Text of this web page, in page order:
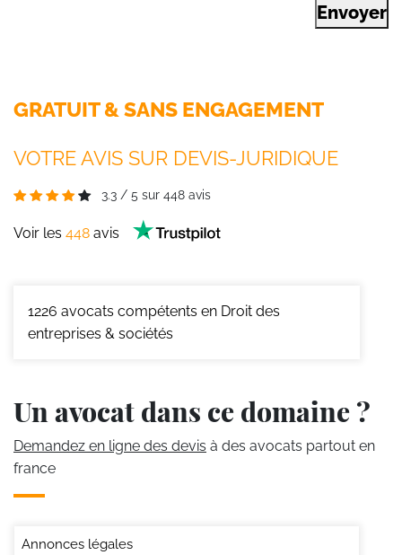
Envoyer
GRATUIT & SANS ENGAGEMENT
VOTRE AVIS SUR DEVIS-JURIDIQUE
3.3 / 5 sur 448 avis
Voir les 448 avis
1226 avocats compétents en Droit des
entreprises & sociétés
Un avocat dans ce domaine ?
Demandez en ligne des devis à des avocats partout en
france
Annonces légales